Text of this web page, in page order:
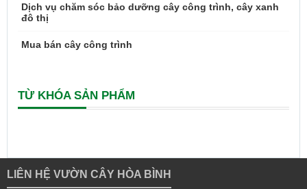
Dịch vụ chăm sóc bảo dưỡng cây công trình, cây xanh
đô thị
Mua bán cây công trình
TỪ KHÓA SẢN PHẨM
LIÊN HỆ VƯỜN CÂY HÒA BÌNH